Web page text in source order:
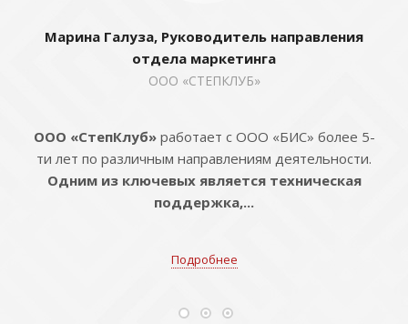
Марина Галуза, Руководитель направления
отдела маркетинга
ООО «СТЕПКЛУБ»
ООО «СтепКлуб»работает с ООО «БИС» более 5-
ти лет по различным направлениям деятельности.
Одним из ключевых является техническая
поддержка,...
Подробнее